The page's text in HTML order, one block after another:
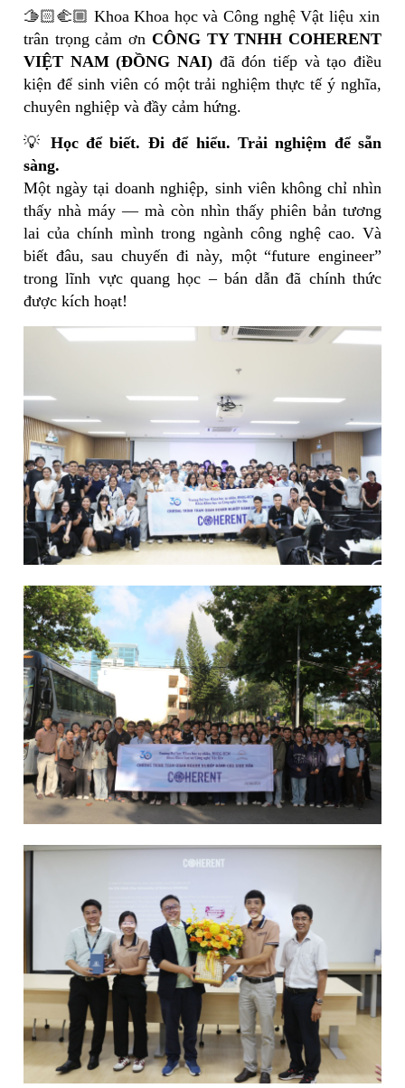
🫱🏻‍🫲🏼 Khoa Khoa học và Công nghệ Vật liệu xin
trân trọng cảm ơn CÔNG TY TNHH COHERENT
VIỆT NAM (ĐỒNG NAI) đã đón tiếp và tạo điều
kiện để sinh viên có một trải nghiệm thực tế ý nghĩa,
chuyên nghiệp và đầy cảm hứng.
💡 Học để biết. Đi để hiểu. Trải nghiệm để sẵn
sàng.
Một ngày tại doanh nghiệp, sinh viên không chỉ nhìn
thấy nhà máy — mà còn nhìn thấy phiên bản tương
lai của chính mình trong ngành công nghệ cao. Và
biết đâu, sau chuyến đi này, một “future engineer”
trong lĩnh vực quang học – bán dẫn đã chính thức
được kích hoạt!